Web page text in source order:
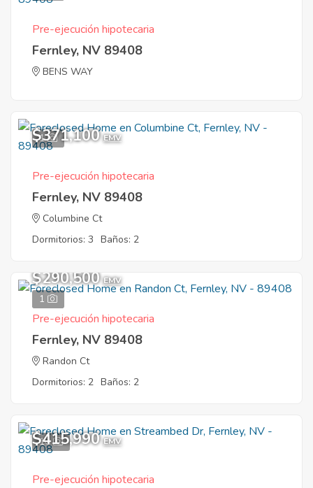
Pre-ejecución hipotecaria
Fernley, NV 89408
BENS WAY
1
$371,100 EMV
Pre-ejecución hipotecaria
Fernley, NV 89408
Columbine Ct
Dormitorios: 3 Baños: 2
1
$290,500 EMV
Pre-ejecución hipotecaria
Fernley, NV 89408
Randon Ct
Dormitorios: 2 Baños: 2
10
$415,990 EMV
Pre-ejecución hipotecaria